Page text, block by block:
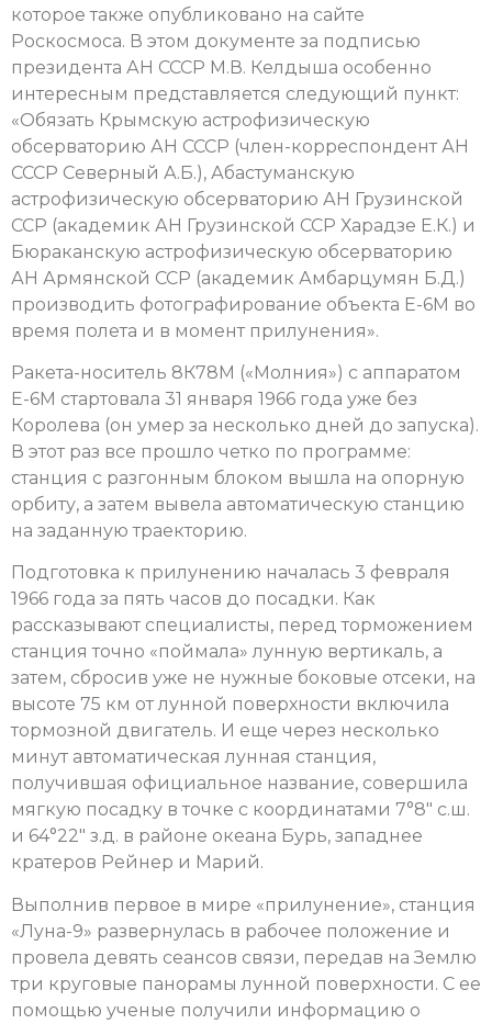
которое также опубликовано на сайте
Роскосмоса. В этом документе за подписью
президента АН СССР М.В. Келдыша особенно
интересным представляется следующий пункт:
«Обязать Крымскую астрофизическую
обсерваторию АН СССР (член-корреспондент АН
СССР Северный А.Б.), Абастуманскую
астрофизическую обсерваторию АН Грузинской
ССР (академик АН Грузинской ССР Харадзе Е.К.) и
Бюраканскую астрофизическую обсерваторию
АН Армянской ССР (академик Амбарцумян Б.Д.)
производить фотографирование объекта Е-6М во
время полета и в момент прилунения».
Ракета-носитель 8К78М («Молния») с аппаратом
Е-6М стартовала 31 января 1966 года уже без
Королева (он умер за несколько дней до запуска).
В этот раз все прошло четко по программе:
станция с разгонным блоком вышла на опорную
орбиту, а затем вывела автоматическую станцию
на заданную траекторию.
Подготовка к прилунению началась 3 февраля
1966 года за пять часов до посадки. Как
рассказывают специалисты, перед торможением
станция точно «поймала» лунную вертикаль, а
затем, сбросив уже не нужные боковые отсеки, на
высоте 75 км от лунной поверхности включила
тормозной двигатель. И еще через несколько
минут автоматическая лунная станция,
получившая официальное название, совершила
мягкую посадку в точке с координатами 7°8″ с.ш.
и 64°22″ з.д. в районе океана Бурь, западнее
кратеров Рейнер и Марий.
Выполнив первое в мире «прилунение», станция
«Луна-9» развернулась в рабочее положение и
провела девять сеансов связи, передав на Землю
три круговые панорамы лунной поверхности. С ее
помощью ученые получили информацию о